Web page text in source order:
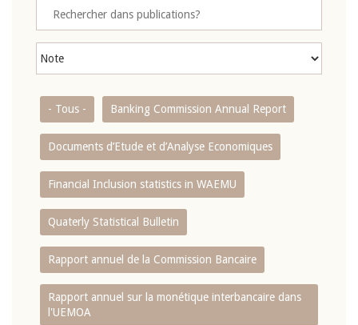
- Tous - Banking Commission Annual Report
Documents d’Etude et d’Analyse Economiques
Financial Inclusion statistics in WAEMU
Quaterly Statistical Bulletin
Rapport annuel de la Commission Bancaire
Rapport annuel sur la monétique interbancaire dans
l'UEMOA